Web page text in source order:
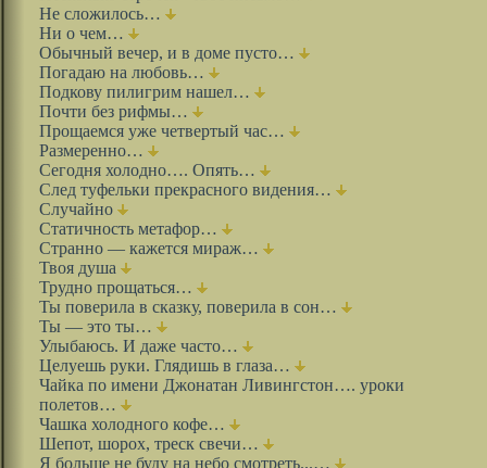
Не сложилось…
Ни о чем…
Обычный вечер, и в доме пусто…
Погадаю на любовь…
Подкову пилигрим нашел…
Почти без рифмы…
Прощаемся уже четвертый час…
Размеренно…
Сегодня холодно…. Опять…
След туфельки прекрасного видения…
Случайно
Статичность метафор…
Странно — кажется мираж…
Твоя душа
Трудно прощаться…
Ты поверила в сказку, поверила в сон…
Ты — это ты…
Улыбаюсь. И даже часто…
Целуешь руки. Глядишь в глаза…
Чайка по имени Джонатан Ливингстон…. уроки
полетов…
Чашка холодного кофе…
Шепот, шорох, треск свечи…
Я больше не буду на небо смотреть...…